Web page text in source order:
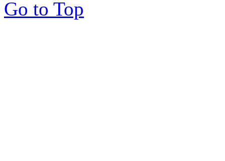
Go to Top